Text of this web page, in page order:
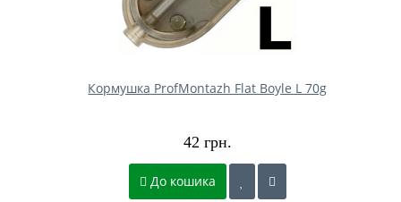
Кормушка ProfMontazh Flat Boyle L 70g
42 грн.
До кошика